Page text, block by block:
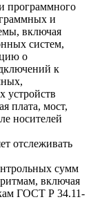
программного
и
включая
систем,
о
к
устройств
плата, мост,
носителей
отслеживать
сумм
включая
ГОСТ Р 34.11-